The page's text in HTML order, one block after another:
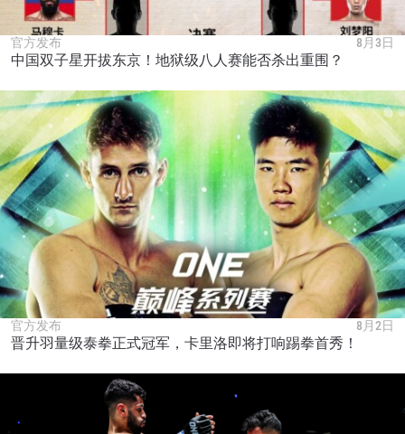
官方发布 8月3日
中国双子星开拔东京！地狱级八人赛能否杀出重围？
官方发布 8月2日
晋升羽量级泰拳正式冠军，卡里洛即将打响踢拳首秀！